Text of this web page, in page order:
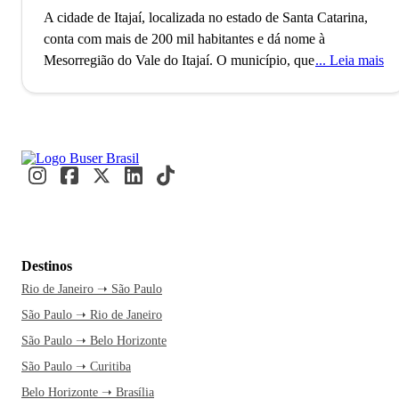
A cidade de Itajaí, localizada no estado de Santa Catarina,
conta com mais de 200 mil habitantes e dá nome à
Mesorregião do Vale do Itajaí. O município, que é também o
economia da cidade é fortemente influenciada pelo setor de
pesca, portuário e industrial. O Porto de Itajaí é, inclusive,
Cercada por belas praias e uma natureza impressionante,
Itajaí é considerada um destino bastante popular entre os
turistas que buscam um lugar mais tranquilo para descansar
e, até mesmo, para a prática do surfe. O município conta
com inúmeros pontos turísticos importantes como, por
Leia mais
Destinos
Rio de Janeiro ➝ São Paulo
São Paulo ➝ Rio de Janeiro
São Paulo ➝ Belo Horizonte
São Paulo ➝ Curitiba
Belo Horizonte ➝ Brasília